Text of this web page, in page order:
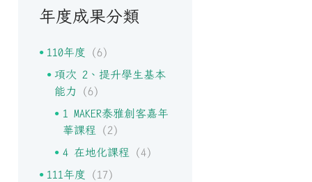
年度成果分類
110年度 (6)
項次 2、提升學生基本
能力
(6)
1 MAKER泰雅創客嘉年
華課程 (2)
4 在地化課程 (4)
111年度 (17)